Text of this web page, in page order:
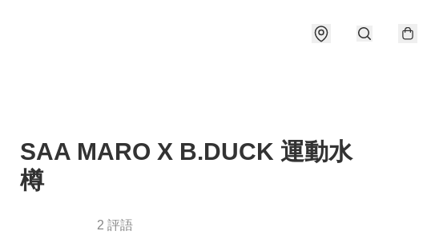
SAA MARO X B.DUCK 運動水
樽
2 評語